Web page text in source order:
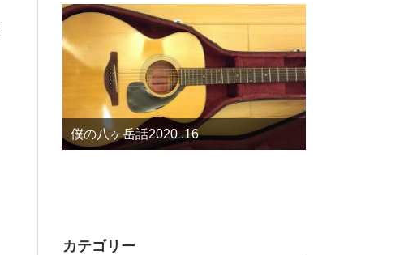
僕の八ヶ岳話2020 .16
カテゴリー